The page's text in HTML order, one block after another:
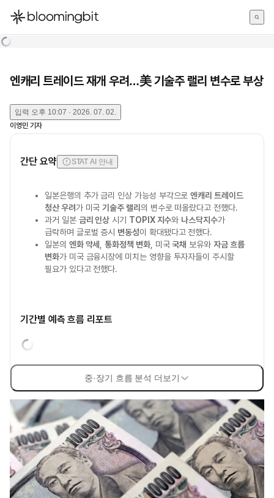
한국어
엔캐리 트레이드 재개 우려…美 기술주 랠리 변수로 부상
입력 오후 10:07 · 2026. 07. 02.
이영민 기자
간단 요약 STAT AI 안내
일본은행의 추가 금리 인상 가능성 부각으로엔캐리 트레이드
청산 우려가 미국기술주 랠리의 변수로 떠올랐다고 전했다.
과거 일본 금리 인상 시기 TOPIX 지수와 나스닥지수가
급락하며 글로벌 증시 변동성이 확대됐다고 전했다.
일본의 엔화 약세 ,통화정책 변화, 미국국채 보유와 자금 흐름
변화가 미국 금융시장에 미치는 영향을 투자자들이 주시할
필요가 있다고 전했다.
기간별 예측 흐름 리포트
중·장기 흐름 분석 더보기